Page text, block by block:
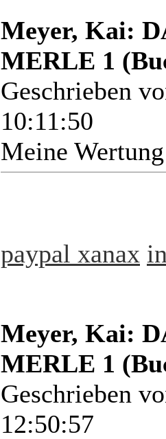
Meyer, Kai:
MERLE 1
Geschrieben
10:11:50
Meine
paypal xanax
Meyer, Kai:
MERLE 1
Geschrieben
12:50:57